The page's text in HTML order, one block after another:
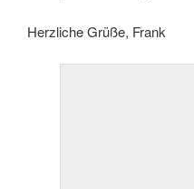
Herzliche Grüße, Frank